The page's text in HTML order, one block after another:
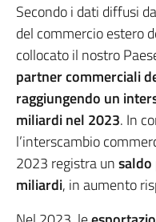
Secondo i dati diffusi
del commercio estero
collocato il nostro
partner commerciali
raggiungendo un
miliardi nel 2023. In
l’interscambio
2023 registra unsaldo
miliardi, in aumento